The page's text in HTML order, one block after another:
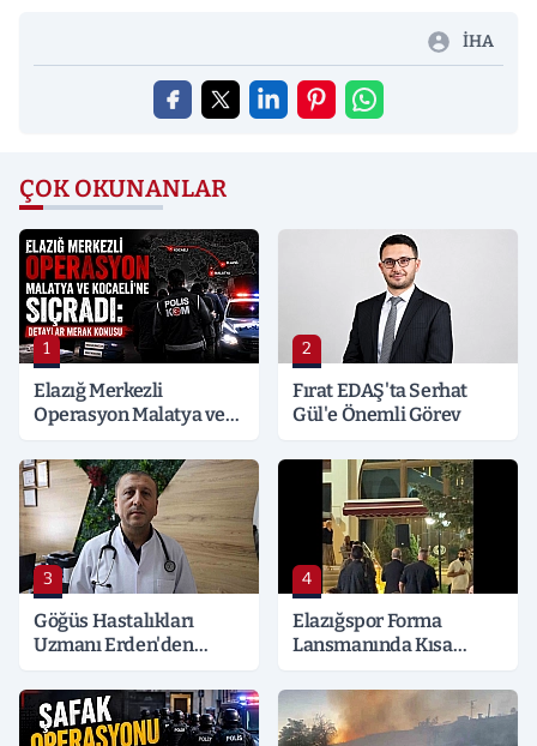
İHA
ÇOK OKUNANLAR
1
Elazığ Merkezli
Operasyon Malatya ve
Detaylar Merak Konusu
2
Fırat EDAŞ'ta Serhat
Gül'e Önemli Görev
3
Göğüs Hastalıkları
Uzmanı Erden'den
4
Elazığspor Forma
Lansmanında Kısa